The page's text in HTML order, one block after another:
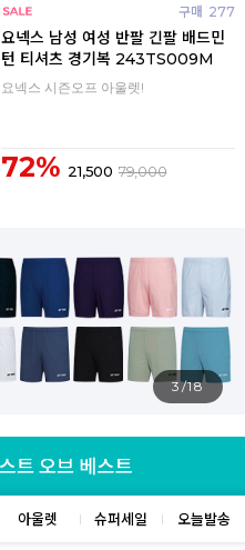
구매 277
요넥스 남성 여성 반팔 긴팔 배드민
턴 티셔츠 경기복 243TS009M
요넥스 시즌오프 아울렛!
72% 21,500 79,000
4/18
아울렛 슈퍼세일 오늘발송